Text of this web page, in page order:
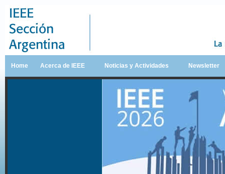
Home Acerca de IEEE Noticias y Actividades Newsletter